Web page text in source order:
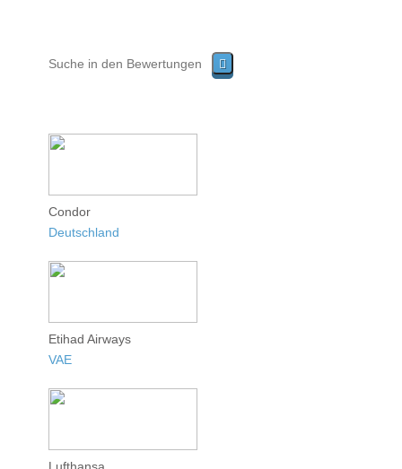
Condor
Deutschland
Etihad Airways
VAE